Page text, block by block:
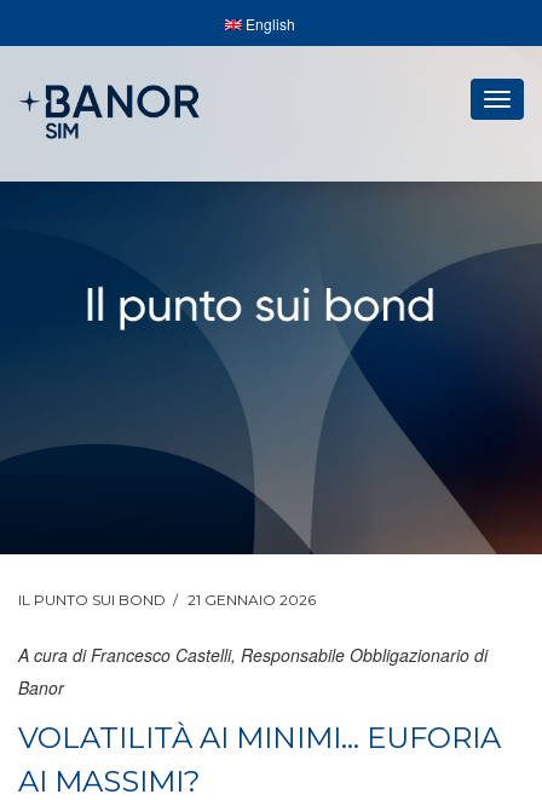
English
IL PUNTO SUI BOND 21 GENNAIO 2026
A cura di Francesco Castelli, Responsabile Obbligazionario di
Banor
VOLATILITÀ AI MINIMI… EUFORIA
AI MASSIMI?